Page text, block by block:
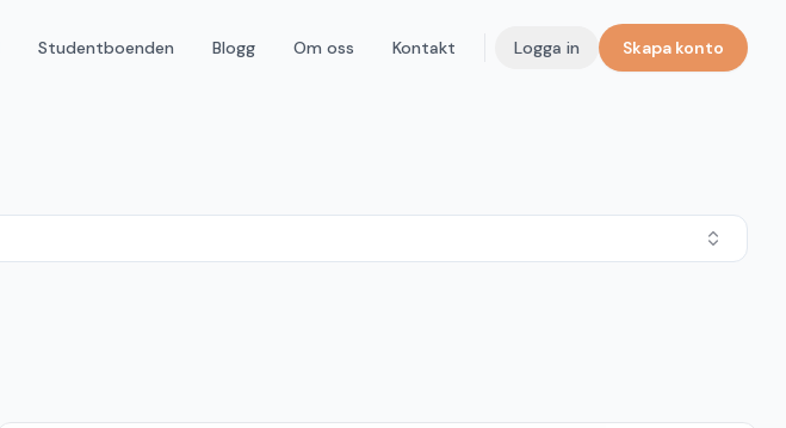
Studentboenden Blogg Om oss Kontakt Logga in Skapa konto